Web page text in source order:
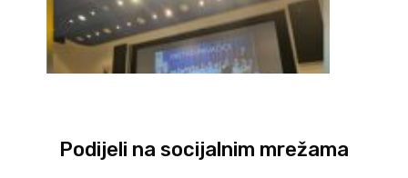
Podijeli na socijalnim mrežama